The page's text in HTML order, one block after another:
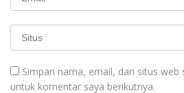
Simpan nama, email, dan situs web
untuk komentar saya berikutnya.